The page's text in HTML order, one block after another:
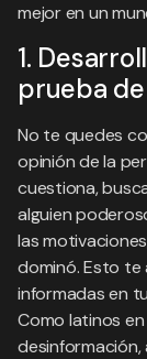
mejor en un
1.
prueba
No te quedes
opinión de la
cuestiona,
alguien
las
dominó. Esto te
informadas en
Como latinos en
desinformación,